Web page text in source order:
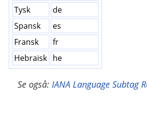
Tysk
de
Spansk
es
Fransk
fr
Hebraisk he
Se også: IANA Language Subtag